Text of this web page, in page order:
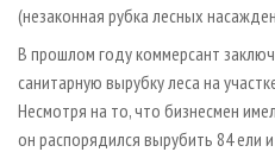
ИНСТРУМЕНТ И МАТЕРИАЛЫ
БИБЛИОТЕКА СПЕЦИАЛИСТА
(незаконная рубка лесных
В прошлом году коммерсант
санитарную вырубку леса на
Несмотря на то, что бизнесмен
он распорядился вырубить 84 ели